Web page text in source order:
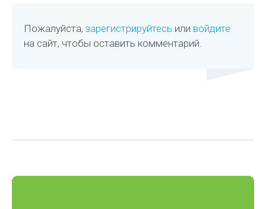
Пожалуйста,зарегистрируйтесь или войдите
на сайт, чтобы оставить комментарий.